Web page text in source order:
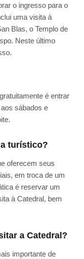
o ingresso para o
uma visita à
Blas, o Templo de
Neste último
é entrar
sábados e
turístico?
oferecem seus
em troca de um
é reservar um
à Catedral, bem
a Catedral?
importante de